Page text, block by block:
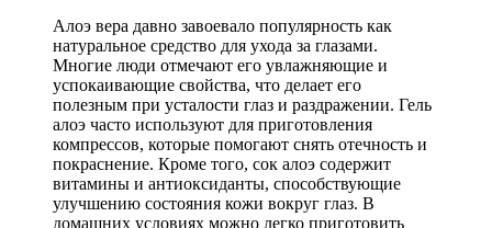
Алоэ вера давно завоевало популярность как
натуральное средство для ухода за глазами.
Многие люди отмечают его увлажняющие и
успокаивающие свойства, что делает его
полезным при усталости глаз и раздражении. Гель
алоэ часто используют для приготовления
компрессов, которые помогают снять отечность и
покраснение. Кроме того, сок алоэ содержит
витамины и антиоксиданты, способствующие
улучшению состояния кожи вокруг глаз. В
домашних условиях можно легко приготовить